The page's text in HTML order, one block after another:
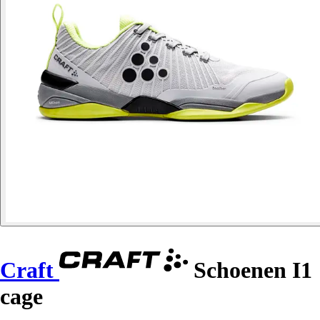
Craft
Schoenen I1
cage